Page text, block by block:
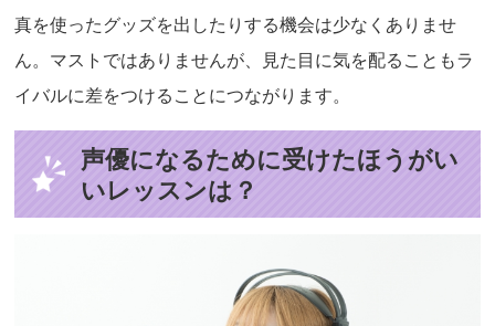
真を使ったグッズを出したりする機会は少なくありませ
ん。マストではありませんが、見た目に気を配ることもラ
イバルに差をつけることにつながります。
声優になるために受けたほうがい
いレッスンは？